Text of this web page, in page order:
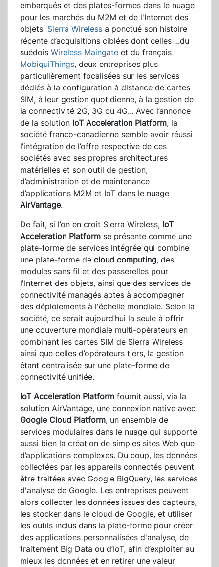
embarqués et des plates-formes dans le nuage
pour les marchés du M2M et de l'Internet des
objets, Sierra Wireless a ponctué son histoire
récente d’acquisitions ciblées dont celles ...du
suédois Wireless Maingate et du français
MobiquiThings, deux entreprises plus
particulièrement focalisées sur les services
dédiés à la configuration à distance de cartes
SIM, à leur gestion quotidienne, à la gestion de
la connectivité 2G, 3G ou 4G... Avec l’annonce
de la solution IoT Acceleration Platform, la
société franco-canadienne semble avoir réussi
l’intégration de l’offre respective de ces
sociétés avec ses propres architectures
matérielles et son outil de gestion,
d’administration et de maintenance
d’applications M2M et IoT dans le nuage
AirVantage.
De fait, si l’on en croit Sierra Wireless, IoT
Acceleration Platform se présente comme une
plate-forme de services intégrée qui combine
une plate-forme de cloud computing, des
modules sans fil et des passerelles pour
l'Internet des objets, ainsi que des services de
connectivité managés aptes à accompagner
des déploiements à l'échelle mondiale. Selon la
société, ce serait aujourd’hui la seule à offrir
une couverture mondiale multi-opérateurs en
combinant les cartes SIM de Sierra Wireless
ainsi que celles d’opérateurs tiers, la gestion
étant centralisée sur une plate-forme de
connectivité unifiée.
IoT Acceleration Platform fournit aussi, via la
solution AirVantage, une connexion native avec
Google Cloud Platform, un ensemble de
services modulaires dans le nuage qui supporte
aussi bien la création de simples sites Web que
d’applications complexes. Du coup, les données
collectées par les appareils connectés peuvent
être traitées avec Google BigQuery, les services
d'analyse de Google. Les entreprises peuvent
alors collecter les données issues des capteurs,
les stocker dans le cloud de Google, et utiliser
les outils inclus dans la plate-forme pour créer
des applications personnalisées d'analyse, de
traitement Big Data ou d’IoT, afin d’exploiter au
mieux les données et en retirer une valeur